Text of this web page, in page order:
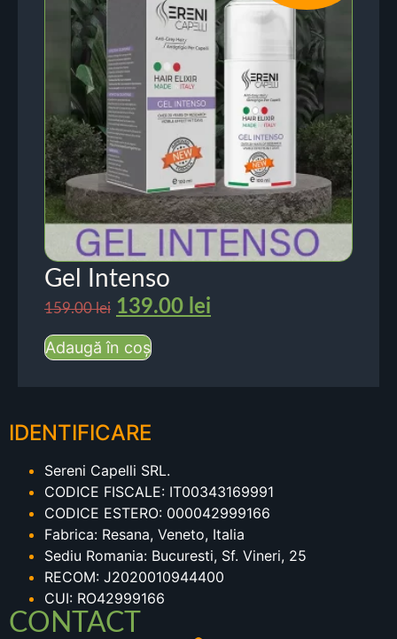
Gel Intenso
159.00lei 139.00 lei
Adaugă în coș
IDENTIFICARE
Sereni Capelli SRL.
CODICE FISCALE: IT00343169991
CODICE ESTERO: 000042999166
Fabrica: Resana, Veneto, Italia
Sediu Romania: Bucuresti, Sf. Vineri, 25
RECOM: J2020010944400
CUI: RO42999166
CONTACT